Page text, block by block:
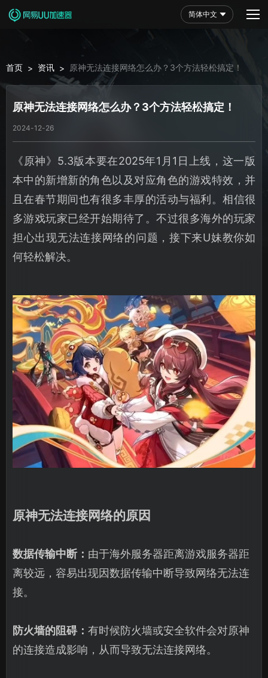
简体中文
首页 > 资讯 > 原神无法连接网络怎么办？3个方法轻松搞定！
原神无法连接网络怎么办？3个方法轻松搞定！
2024-12-26
《原神》5.3版本要在2025年1月1日上线，这一版
本中的新增新的角色以及对应角色的游戏特效，并
且在春节期间也有很多丰厚的活动与福利。相信很
多游戏玩家已经开始期待了。不过很多海外的玩家
担心出现无法连接网络的问题，接下来U妹教你如
何轻松解决。
原神无法连接网络的原因
数据传输中断： 由于海外服务器距离游戏服务器距
离较远，容易出现因数据传输中断导致网络无法连
接。
防火墙的阻碍： 有时候防火墙或安全软件会对原神
的连接造成影响，从而导致无法连接网络。